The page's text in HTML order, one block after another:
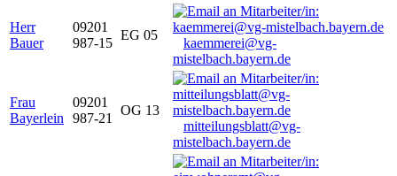
Herr
Bauer
09201
987-15
EG 05
kaemmerei@vg-
mistelbach.bayern.de
Frau
Bayerlein
09201
987-21
OG 13
mitteilungsblatt@vg-
mistelbach.bayern.de